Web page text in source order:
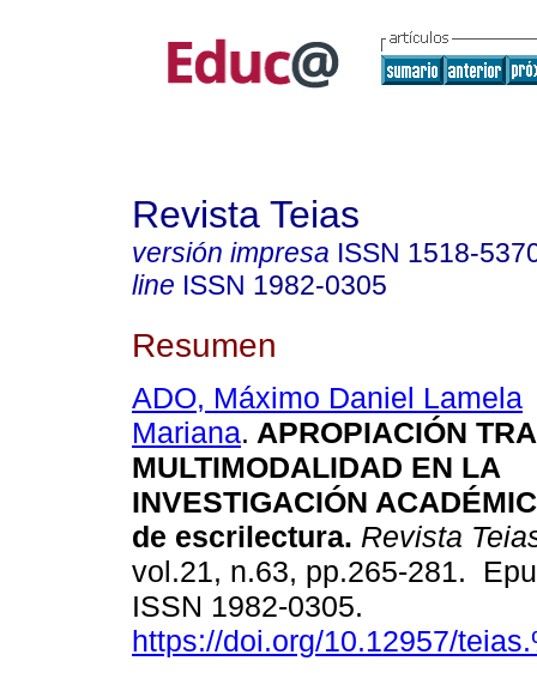
Revista Teias
versión impresa ISSN 1518-
line ISSN 1982-0305
Resumen
ADO, Máximo Daniel Lamela
Mariana. APROPIACIÓN
MULTIMODALIDAD EN LA
INVESTIGACIÓN
de escrilectura. Revista
vol.21, n.63, pp.265-281.
ISSN 1982-0305.
https://doi.org/10.12957/